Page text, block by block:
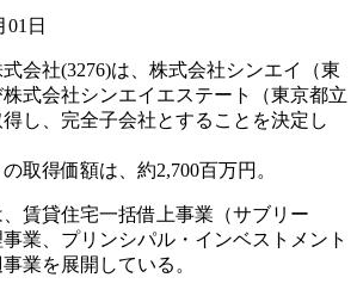
01日
会社(3276)は、株式会社シンエイ（東
式会社シンエイエステート（東京都立
し、完全子会社とすることを決定し
取得価額は、約2,700百万円。
賃貸住宅一括借上事業（サブリー
業、プリンシパル・インベストメント
業を展開している。